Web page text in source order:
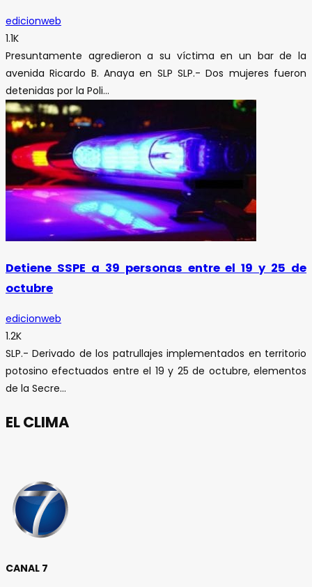
edicionweb
1.1K
Presuntamente agredieron a su víctima en un bar de la
avenida Ricardo B. Anaya en SLP SLP.- Dos mujeres fueron
detenidas por la Poli...
Detiene SSPE a 39 personas entre el 19 y 25 de
octubre
edicionweb
1.2K
SLP.- Derivado de los patrullajes implementados en territorio
potosino efectuados entre el 19 y 25 de octubre, elementos
de la Secre...
EL CLIMA
CANAL 7